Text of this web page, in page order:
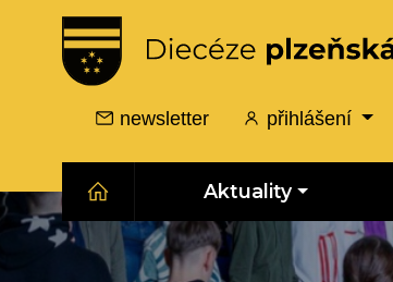
newsletter přihlášení
Aktuality